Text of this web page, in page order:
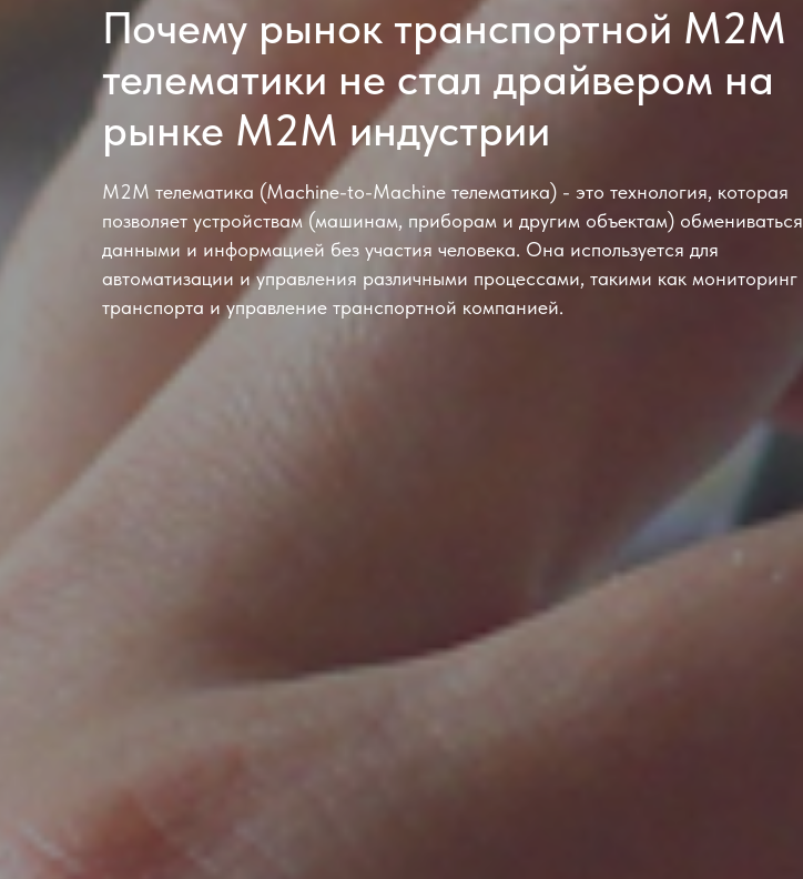
Почему рынок транспортной М2М
телематики не стал драйвером на
рынке M2M индустрии
M2M телематика (Machine-to-Machine телематика) - это технология, которая
позволяет устройствам (машинам, приборам и другим объектам) обмениваться
данными и информацией без участия человека. Она используется для
автоматизации и управления различными процессами, такими как мониторинг
транспорта и управление транспортной компанией.